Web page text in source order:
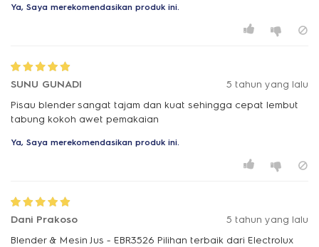
Ya, Saya merekomendasikan produk ini.
SUNU GUNADI
5 tahun yang lalu
Pisau blender sangat tajam dan kuat sehingga cepat lembut
tabung kokoh awet pemakaian
Ya, Saya merekomendasikan produk ini.
Dani Prakoso
5 tahun yang lalu
Blender & Mesin Jus - EBR3526 Pilihan terbaik dari Electrolux